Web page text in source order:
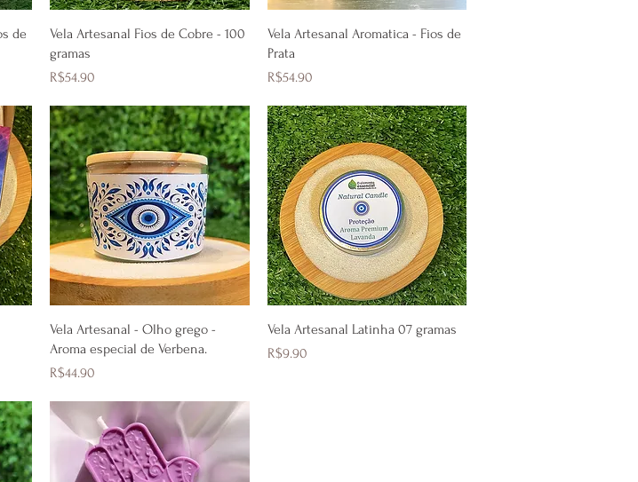
de
Quick View
Vela Artesanal Fios de Cobre - 100
gramas
Price
R$54.90
Quick View
Vela Artesanal Aromatica - Fios de
Prata
Price
R$54.90
Quick View
Vela Artesanal - Olho grego -
Aroma especial de Verbena.
Price
R$44.90
Quick View
Vela Artesanal Latinha 07 gramas
Price
R$9.90